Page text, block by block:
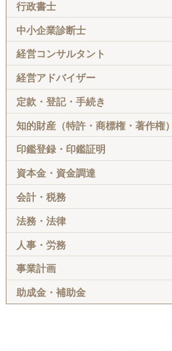
行政書士
中小企業診断士
経営コンサルタント
経営アドバイザー
定款・登記・手続き
知的財産（特許・商標権・著作権）
印鑑登録・印鑑証明
資本金・資金調達
会計・税務
法務・法律
人事・労務
事業計画
助成金・補助金